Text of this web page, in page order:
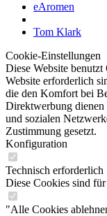
eAromen
Tom Klark
Cookie-Einstellungen
Diese Website
Website erforderlich
die den Komfort bei
Direktwerbung dienen
und sozialen
Zustimmung gesetzt.
Konfiguration
Technisch erforderlich
Diese Cookies sind
"Alle Cookies